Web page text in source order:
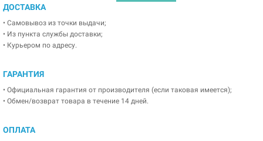
ДОСТАВКА
• Самовывоз из точки выдачи;
• Из пункта службы доставки;
• Курьером по адресу.
ГАРАНТИЯ
• Официальная гарантия от производителя (если таковая имеется);
• Обмен/возврат товара в течение 14 дней.
ОПЛАТА